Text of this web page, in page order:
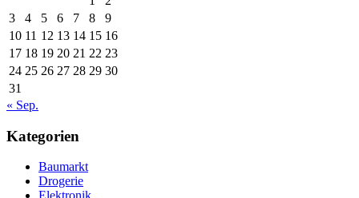
3
4 5 6 7 8
9
10 11 12 13 14 15 16
17 18 19 20 21 22 23
24 25 26 27 28 29 30
31
« Sep.
Kategorien
Baumarkt
Drogerie